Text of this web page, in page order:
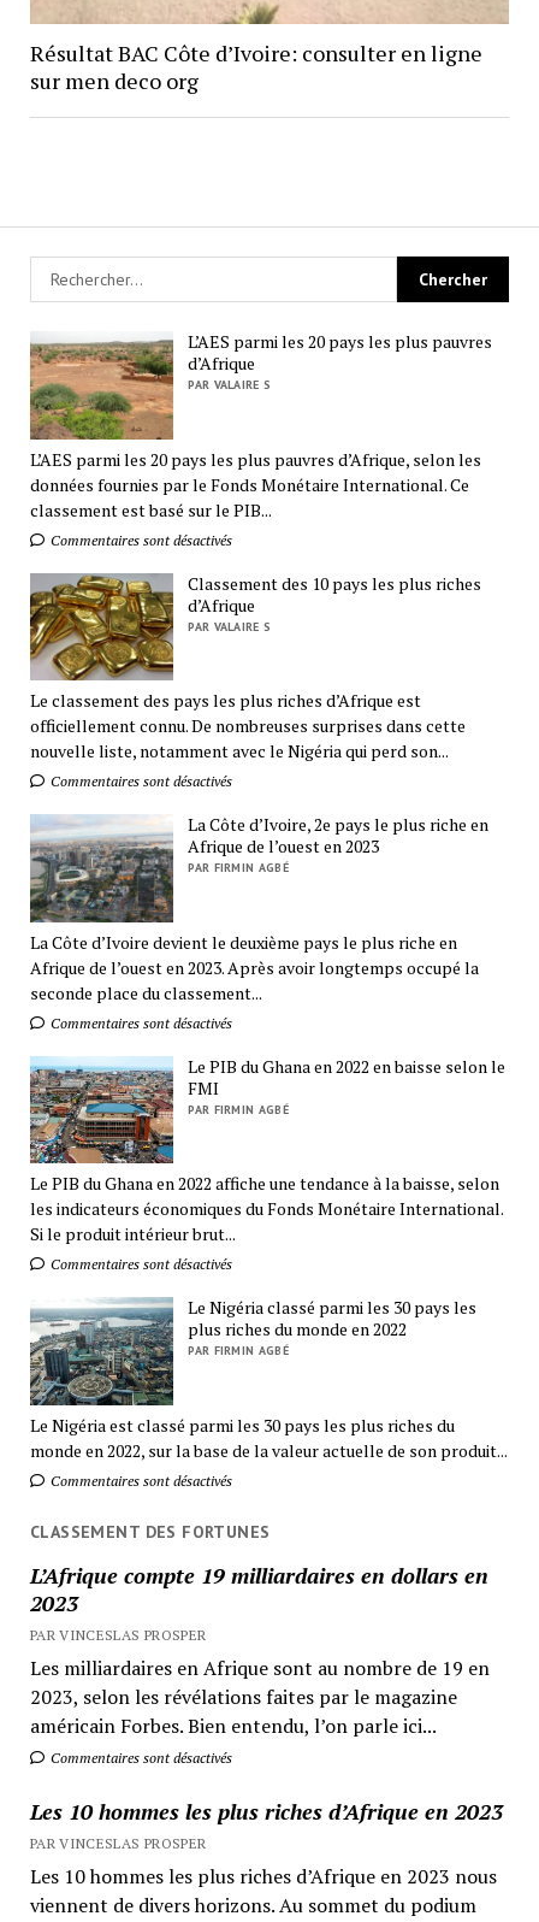
Résultat BAC Côte d’Ivoire: consulter en ligne
sur men deco org
L’AES parmi les 20 pays les plus pauvres
d’Afrique
PAR VALAIRE S
L’AES parmi les 20 pays les plus pauvres d’Afrique, selon les
données fournies par le Fonds Monétaire International. Ce
classement est basé sur le PIB...
Commentaires sont désactivés
Classement des 10 pays les plus riches
d’Afrique
PAR VALAIRE S
Le classement des pays les plus riches d’Afrique est
officiellement connu. De nombreuses surprises dans cette
nouvelle liste, notamment avec le Nigéria qui perd son...
Commentaires sont désactivés
La Côte d’Ivoire, 2e pays le plus riche en
Afrique de l’ouest en 2023
PAR FIRMIN AGBÉ
La Côte d’Ivoire devient le deuxième pays le plus riche en
Afrique de l’ouest en 2023. Après avoir longtemps occupé la
seconde place du classement...
Commentaires sont désactivés
Le PIB du Ghana en 2022 en baisse selon le
FMI
PAR FIRMIN AGBÉ
Le PIB du Ghana en 2022 affiche une tendance à la baisse, selon
les indicateurs économiques du Fonds Monétaire International.
Si le produit intérieur brut...
Commentaires sont désactivés
Le Nigéria classé parmi les 30 pays les
plus riches du monde en 2022
PAR FIRMIN AGBÉ
Le Nigéria est classé parmi les 30 pays les plus riches du
monde en 2022, sur la base de la valeur actuelle de son produit...
Commentaires sont désactivés
CLASSEMENT DES FORTUNES
L’Afrique compte 19 milliardaires en dollars en
2023
PAR VINCESLAS PROSPER
Les milliardaires en Afrique sont au nombre de 19 en
2023, selon les révélations faites par le magazine
américain Forbes. Bien entendu, l’on parle ici...
Commentaires sont désactivés
Les 10 hommes les plus riches d’Afrique en 2023
PAR VINCESLAS PROSPER
Les 10 hommes les plus riches d’Afrique en 2023 nous
viennent de divers horizons. Au sommet du podium